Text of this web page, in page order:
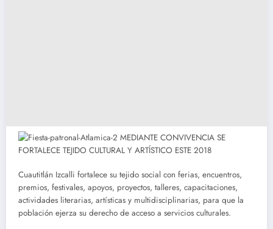
Cuautitlán Izcalli fortalece su tejido social con ferias, encuentros,
premios, festivales, apoyos, proyectos, talleres, capacitaciones,
actividades literarias, artísticas y multidisciplinarias, para que la
población ejerza su derecho de acceso a servicios culturales.